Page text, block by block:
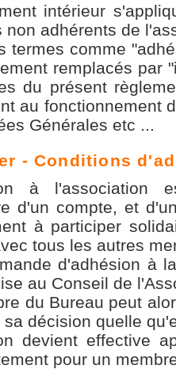
intérieur
non adhérents de
termes comme
remplacés par
du présent
au fonctionnement
Générales etc ...
- Conditions
à l'association
d'un compte, et
à participer
tous les autres
d'adhésion à
au Conseil de
du Bureau peut
sa décision quelle
devient effective
pour un